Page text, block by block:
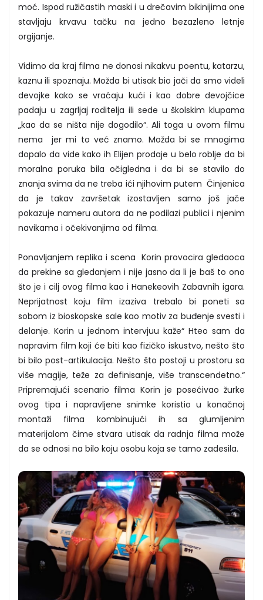
moć. Ispod ružičastih maski i u drečavim bikinijima one
stavljaju krvavu tačku na jedno bezazleno letnje
orgijanje.
Vidimo da kraj filma ne donosi nikakvu poentu, katarzu,
kaznu ili spoznaju. Možda bi utisak bio jači da smo videli
devojke kako se vraćaju kući i kao dobre devojčice
padaju u zagrljaj roditelja ili sede u školskim klupama
„kao da se ništa nije dogodilo“. Ali toga u ovom filmu
nema jer mi to već znamo. Možda bi se mnogima
dopalo da vide kako ih Elijen prodaje u belo roblje da bi
moralna poruka bila očigledna i da bi se stavilo do
znanja svima da ne treba ići njihovim putem Činjenica
da je takav završetak izostavljen samo još jače
pokazuje nameru autora da ne podilazi publici i njenim
navikama i očekivanjima od filma.
Ponavljanjem replika i scena Korin provocira gledaoca
da prekine sa gledanjem i nije jasno da li je baš to ono
što je i cilj ovog filma kao i Hanekeovih Zabavnih igara.
Neprijatnost koju film izaziva trebalo bi poneti sa
sobom iz bioskopske sale kao motiv za buđenje svesti i
delanje. Korin u jednom intervjuu kaže“ Hteo sam da
napravim film koji će biti kao fizičko iskustvo, nešto što
bi bilo post-artikulacija. Nešto što postoji u prostoru sa
više magije, teže za definisanje, više transcendetno.“
Pripremajući scenario filma Korin je posećivao žurke
ovog tipa i napravljene snimke koristio u konačnoj
montaži filma kombinujući ih sa glumljenim
materijalom čime stvara utisak da radnja filma može
da se odnosi na bilo koju osobu koja se tamo zadesila.